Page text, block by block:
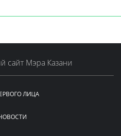
сайт Мэра Казани
ЛИЦА